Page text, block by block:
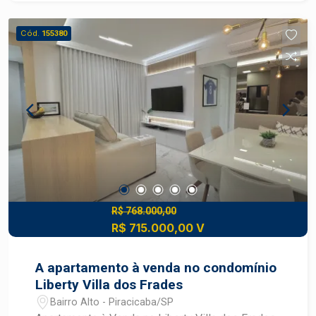
Cód. 155380
R$ 768.000,00
R$ 715.000,00 V
A apartamento à venda no condomínio
Liberty Villa dos Frades
Bairro Alto - Piracicaba/SP